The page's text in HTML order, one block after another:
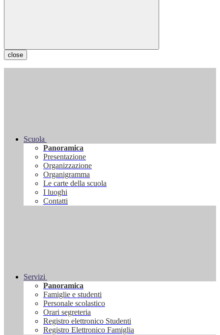
close
Scuola
Panoramica
Presentazione
Organizzazione
Organigramma
Le carte della scuola
I luoghi
Contatti
Servizi
Panoramica
Famiglie e studenti
Personale scolastico
Orari segreteria
Registro elettronico Studenti
Registro Elettronico Famiglia